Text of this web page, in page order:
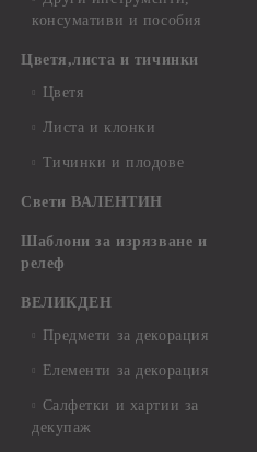
консумативи и пособия
Цветя,листа и тичинки
Цветя
Листа и клонки
Тичинки и плодове
Свети ВАЛЕНТИН
Шаблони за изрязване и
релеф
ВЕЛИКДЕН
Предмети за декорация
Елементи за декорация
Салфетки и хартии за
декупаж